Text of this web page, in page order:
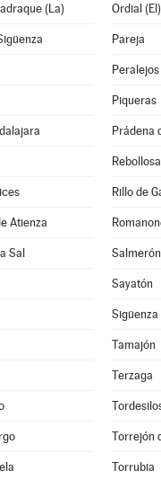
(La) Ordial (El)
Pareja
Piqueras
Prádena
Rillo de
Atienza
Sal Salmerón
Sayatón
Sigüenza
Tamajón
Terzaga
Torrejón
Torrubia